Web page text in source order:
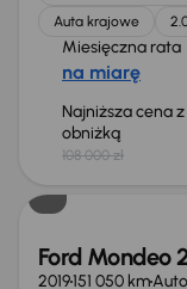
Auta krajowe
Miesięczna rata
na miarę
Najniższa cena
obniżką
108 000 zł
Taniej o 1 500 zł
Ford Mondeo
2019151 050 km